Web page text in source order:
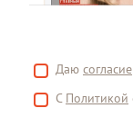
Даю согласие
С Политикой